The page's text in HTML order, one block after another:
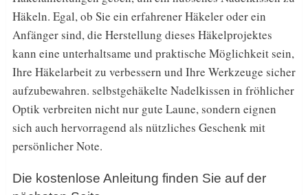
Häkeln. Egal, ob Sie ein erfahrener Häkeler oder ein
Anfänger sind, die Herstellung dieses Häkelprojektes
kann eine unterhaltsame und praktische Möglichkeit sein,
Ihre Häkelarbeit zu verbessern und Ihre Werkzeuge sicher
aufzubewahren. selbstgehäkelte Nadelkissen in fröhlicher
Optik verbreiten nicht nur gute Laune, sondern eignen
sich auch hervorragend als nützliches Geschenk mit
persönlicher Note.
Die kostenlose Anleitung finden Sie auf der